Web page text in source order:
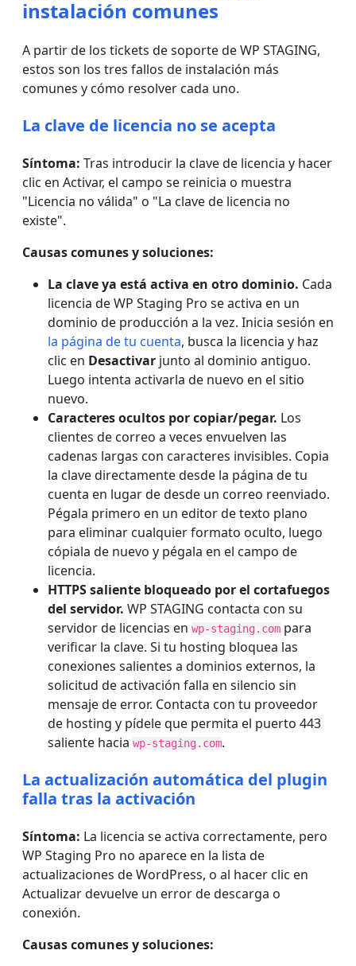
instalación comunes
A partir de los tickets de soporte de WP STAGING,
estos son los tres fallos de instalación más
comunes y cómo resolver cada uno.
La clave de licencia no se acepta
Síntoma: Tras introducir la clave de licencia y hacer
clic en Activar, el campo se reinicia o muestra
"Licencia no válida" o "La clave de licencia no
existe".
Causas comunes y soluciones:
La clave ya está activa en otro dominio. Cada
licencia de WP Staging Pro se activa en un
dominio de producción a la vez. Inicia sesión en
la página de tu cuenta, busca la licencia y haz
clic en Desactivar junto al dominio antiguo.
Luego intenta activarla de nuevo en el sitio
nuevo.
Caracteres ocultos por copiar/pegar. Los
clientes de correo a veces envuelven las
cadenas largas con caracteres invisibles. Copia
la clave directamente desde la página de tu
cuenta en lugar de desde un correo reenviado.
Pégala primero en un editor de texto plano
para eliminar cualquier formato oculto, luego
cópiala de nuevo y pégala en el campo de
licencia.
HTTPS saliente bloqueado por el cortafuegos
del servidor. WP STAGING contacta con su
servidor de licencias en wp-staging.com para
verificar la clave. Si tu hosting bloquea las
conexiones salientes a dominios externos, la
solicitud de activación falla en silencio sin
mensaje de error. Contacta con tu proveedor
de hosting y pídele que permita el puerto 443
saliente hacia wp-staging.com.
La actualización automática del plugin
falla tras la activación
Síntoma: La licencia se activa correctamente, pero
WP Staging Pro no aparece en la lista de
actualizaciones de WordPress, o al hacer clic en
Actualizar devuelve un error de descarga o
conexión.
Causas comunes y soluciones: